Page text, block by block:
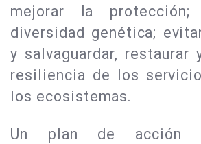
mejorar la
diversidad genética;
y salvaguardar, restaurar
resiliencia de los
los ecosistemas.
Un plan de acción